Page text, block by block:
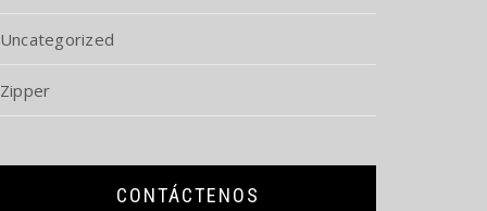
Uncategorized
Zipper
CONTÁCTENOS